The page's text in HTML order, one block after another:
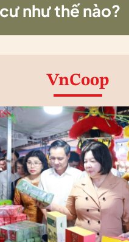
như thế nào?
VnCoop